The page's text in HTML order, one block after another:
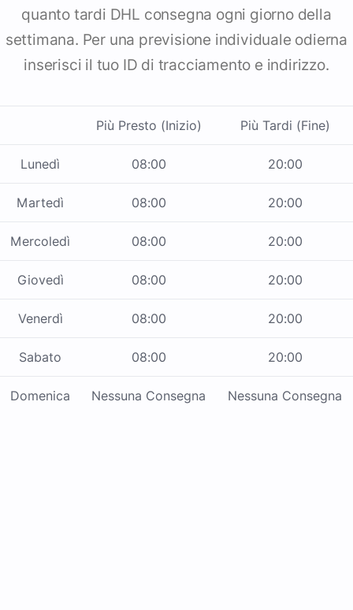
quanto tardi DHL consegna ogni giorno della
settimana. Per una previsione individuale odierna
inserisci il tuo ID di tracciamento e indirizzo.
Più Presto (Inizio) Più Tardi (Fine)
Lunedì 08:00 20:00
Martedì 08:00 20:00
Mercoledì 08:00 20:00
Giovedì 08:00 20:00
Venerdì 08:00 20:00
Sabato 08:00 20:00
Domenica Nessuna Consegna Nessuna Consegna